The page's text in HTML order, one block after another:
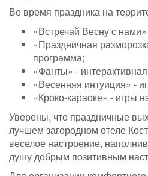
Во время праздника на
«Встречай Весну с
«Праздничная
программа;
«Фанты» -
«Весенняя интуиция» -
«Кроко-караоке» - игры
Уверены, что праздничные
лучшем загородном отеле
веселое настроение,
душу добрым позитивным